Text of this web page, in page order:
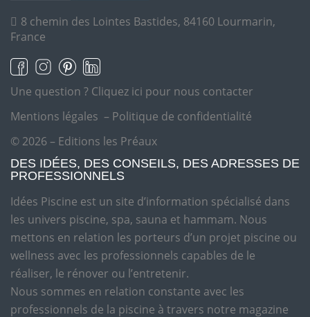
8 chemin des Lointes Bastides, 84160 Lourmarin,
France
Une question ? Cliquez ici pour nous contacter
Mentions légales – Politique de confidentialité
© 2026 – Editions les Préaux
DES IDÉES, DES CONSEILS, DES ADRESSES DE
PROFESSIONNELS
Idées Piscine est un site d’information spécialisé dans
les univers piscine, spa, sauna et hammam. Nous
mettons en relation les porteurs d’un projet piscine ou
wellness avec les professionnels capables de le
réaliser, le rénover ou l’entretenir.
Nous sommes en relation constante avec les
professionnels de la piscine à travers notre magazine